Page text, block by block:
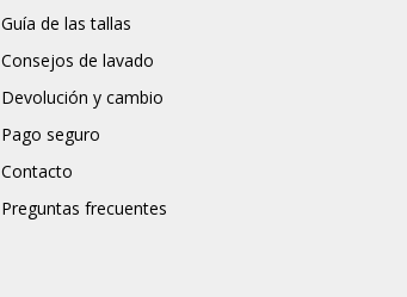
Guía de las tallas
Consejos de lavado
Devolución y cambio
Pago seguro
Contacto
Preguntas frecuentes